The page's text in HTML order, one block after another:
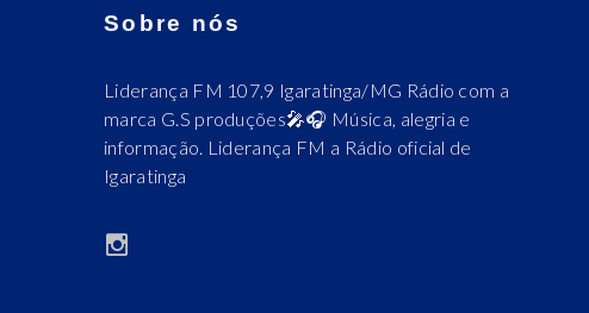
Sobre nós
Liderança FM 107,9 Igaratinga/MG Rádio com a
marca G.S produções🎤🎧 Música, alegria e
informação. Liderança FM a Rádio oficial de
Igaratinga